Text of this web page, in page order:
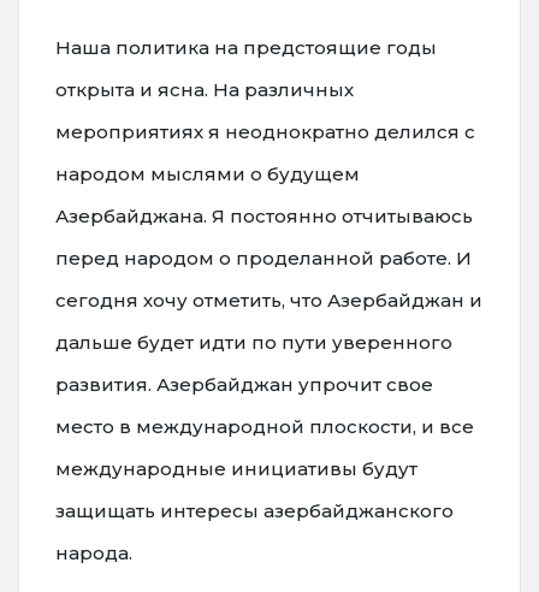
Наша политика на предстоящие годы
открыта и ясна. На различных
мероприятиях я неоднократно делился с
народом мыслями о будущем
Азербайджана. Я постоянно отчитываюсь
перед народом о проделанной работе. И
сегодня хочу отметить, что Азербайджан и
дальше будет идти по пути уверенного
развития. Азербайджан упрочит свое
место в международной плоскости, и все
международные инициативы будут
защищать интересы азербайджанского
народа.